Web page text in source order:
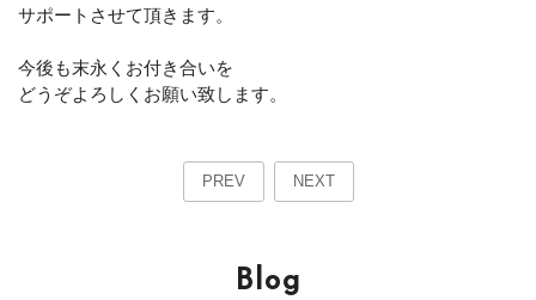
サポートさせて頂きます。
今後も末永くお付き合いを
どうぞよろしくお願い致します。
PREV NEXT
Blog